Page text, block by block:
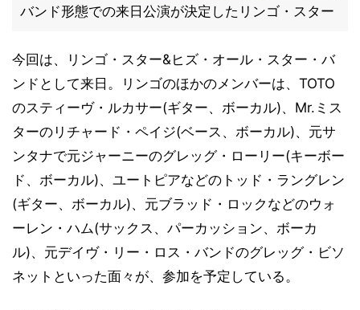
バンド形態での来日公演が決定したリンゴ・スター
今回は、リンゴ・スター&ヒズ・オール・スター・バ
ンドとして来日。リンゴのほかのメンバーは、TOTO
のスティーヴ・ルカサー(ギター、ボーカル)、Mr.ミス
ターのリチャード・ペイジ(ベース、ボーカル)、元サ
ンタナで元ジャーニーのグレッグ・ローリー(キーボー
ド、ボーカル)、ユートピアなどのトッド・ラングレン
(ギター、ボーカル)、元ブラッド・ロックなどのウォ
ーレン・ハム(サックス、パーカッション、ボーカ
ル)、元デイヴ・リー・ロス・バンドのグレッグ・ビソ
ネットといった面々が、参加を予定している。